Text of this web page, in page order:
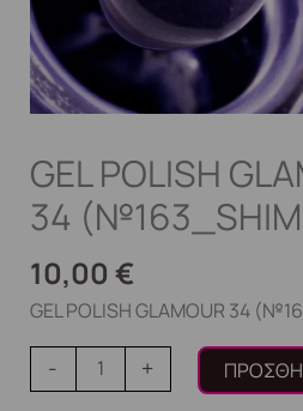
GEL POLISH
34
10,00 €
GEL POLISH GLAMOUR 34
- +